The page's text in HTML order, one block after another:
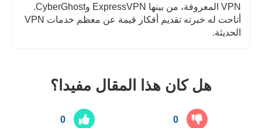
VPN المعروفة، من بينها ExpressVPN وCyberGhost.
أتاحت له خبرته تقديم أفكار قيمة عن معظم خدمات VPN
الحديثة.
هل كان هذا المقال مفيدا؟
0 0